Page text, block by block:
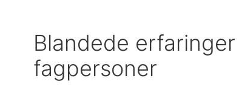
Blandede
fagpersoner